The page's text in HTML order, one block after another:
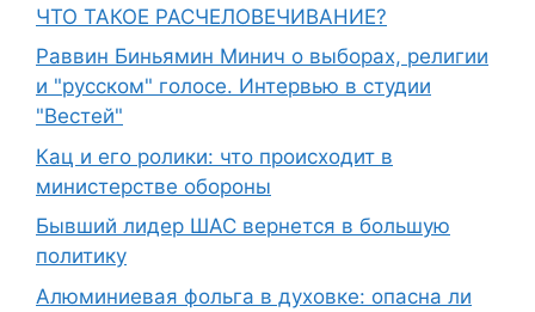
ЧТО ТАКОЕ РАСЧЕЛОВЕЧИВАНИЕ?
Раввин Биньямин Минич о выборах, религии
и "русском" голосе. Интервью в студии
"Вестей"
Кац и его ролики: что происходит в
министерстве обороны
Бывший лидер ШАС вернется в большую
политику
Алюминиевая фольга в духовке: опасна ли